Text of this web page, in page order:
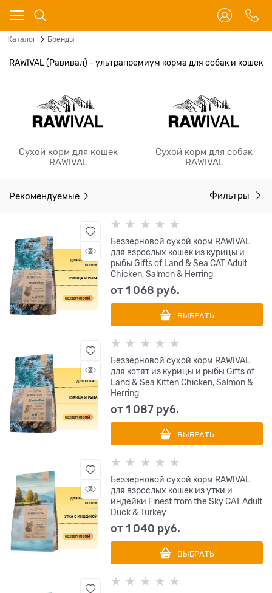
Каталог Бренды
RAWIVAL (Равивал) - ультрапремиум корма для собак и кошек
Сухой корм для кошек
RAWIVAL
Сухой корм для собак
RAWIVAL
Рекомендуемые Фильтры
Беззерновой сухой корм RAWIVAL
для взрослых кошек из курицы и
рыбы Gifts of Land & Sea CAT Adult
Chicken, Salmon & Herring
от1 068 руб.
ВЫБРАТЬ
Беззерновой сухой корм RAWIVAL
для котят из курицы и рыбы Gifts of
Land & Sea Kitten Chicken, Salmon &
Herring
от1 087 руб.
ВЫБРАТЬ
Беззерновой сухой корм RAWIVAL
для взрослых кошек из утки и
индейки Finest from the Sky CAT Adult
Duck & Turkey
от1 040 руб.
ВЫБРАТЬ